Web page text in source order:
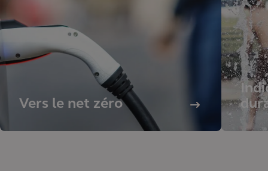
Vers le net zéro